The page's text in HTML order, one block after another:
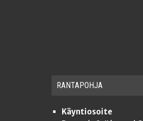
RAN­TA­POH­JA
Käyntiosoite